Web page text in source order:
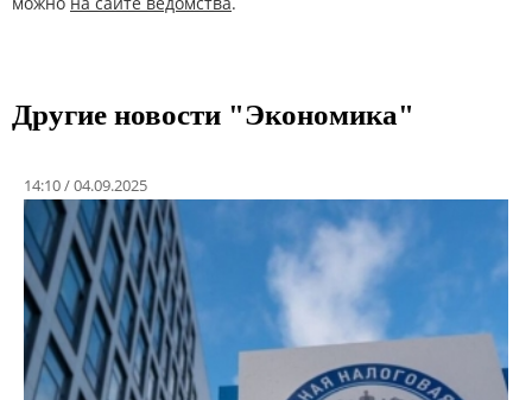
Другие новости "Экономика"
14:10 / 04.09.2025